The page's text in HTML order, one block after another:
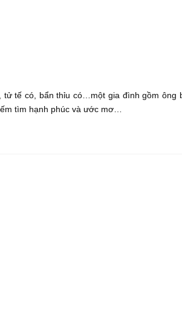
tử tế có, bẩn thỉu có…một gia đình gồm ông
tìm hạnh phúc và ước mơ…